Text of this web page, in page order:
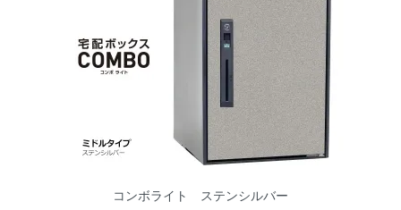
コンボライト ステンシルバー